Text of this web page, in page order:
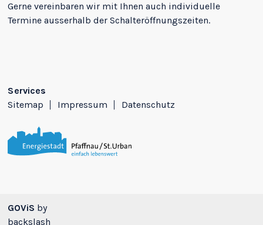
Gerne vereinbaren wir mit Ihnen auch individuelle
Termine ausserhalb der Schalteröffnungszeiten.
Services
Sitemap
Impressum Datenschutz
GOViS by
backslash